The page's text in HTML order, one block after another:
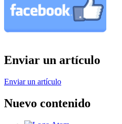
Enviar un artículo
Enviar un artículo
Nuevo contenido